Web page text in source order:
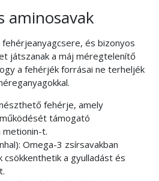
aminosavak
és bizonyos
játszanak a máj méregtelenítő
a fehérjék forrásai ne terheljék
fehérje, amely
támogató
metionin-t.
Omega-3 zsírsavakban
csökkenthetik a gyulladást és